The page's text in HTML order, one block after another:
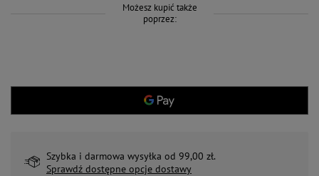
Możesz kupić także
poprzez:
Szybka i darmowa wysyłka od 99,00 zł.
Sprawdź dostępne opcje dostawy